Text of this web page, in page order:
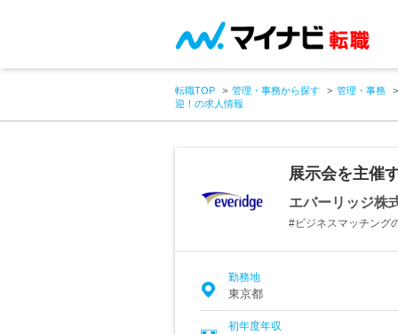
転職TOP 管理・事務から探す
管理・事務
迎！の求人情報
展示会を主催
エバーリッジ株
#ビジネスマッチング
勤務地
東京都
初年度年収